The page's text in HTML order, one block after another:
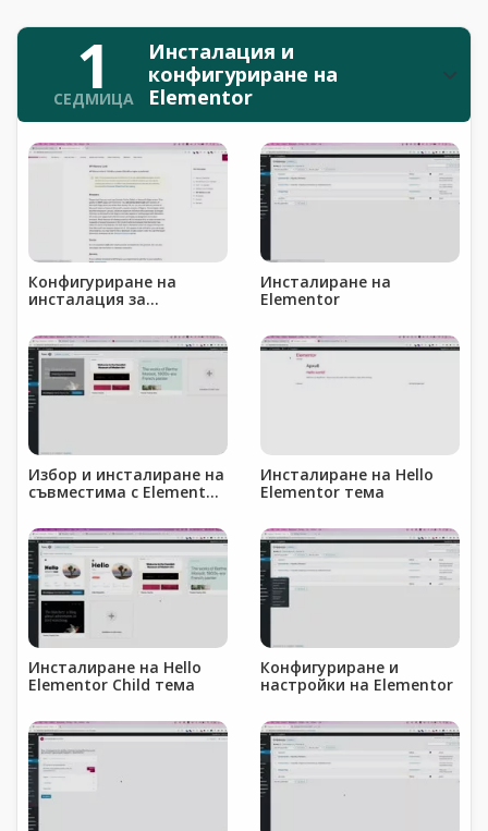
1
СЕДМИЦА
Инсталация и
конфигуриране на
Elementor
Конфигуриране на
инсталация за
Инсталиране на
Elementor
Избор и инсталиране на
съвместима с Elementor
Инсталиране на Hello
Elementor тема
Инсталиране на Hello
Elementor Child тема
Конфигуриране и
настройки на Elementor